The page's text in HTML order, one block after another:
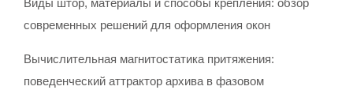
Виды штор, материалы и способы крепления: обзор
современных решений для оформления окон
Вычислительная магнитостатика притяжения:
поведенческий аттрактор архива в фазовом